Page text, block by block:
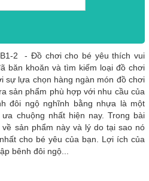
2 - Đồ chơi cho bé yêu thích vui
băn khoăn và tìm kiếm loại đồ chơi
sự lựa chọn hàng ngàn món đồ chơi
sản phẩm phù hợp với nhu cầu của
đôi ngộ nghĩnh bằng nhựa là một
chuộng nhất hiện nay. Trong bài
sản phẩm này và lý do tại sao nó
cho bé yêu của bạn. Lợi ích của
bênh đôi ngộ...